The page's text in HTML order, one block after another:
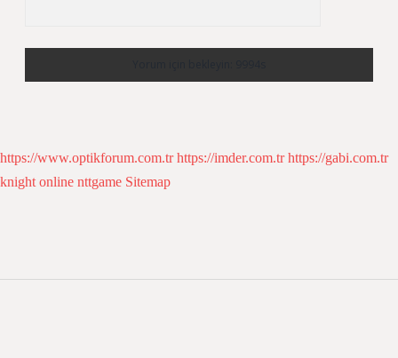
https://www.optikforum.com.tr https://imder.com.tr https://gabi.com.tr
knight online nttgame Sitemap